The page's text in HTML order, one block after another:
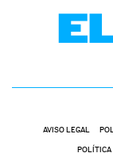
AVISO LEGAL
POLÍTICA